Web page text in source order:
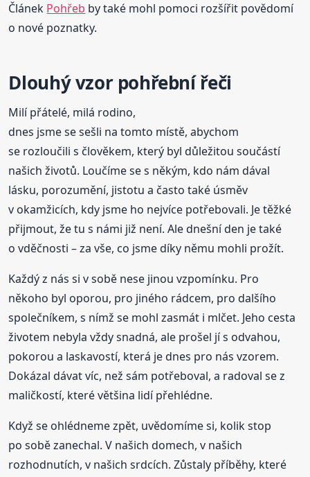
Článek Pohřeb by také mohl pomoci rozšířit povědomí
o nové poznatky.
Dlouhý vzor pohřební řeči
Milí přátelé, milá rodino,
dnes jsme se sešli na tomto místě, abychom
se rozloučili s člověkem, který byl důležitou součástí
našich životů. Loučíme se s někým, kdo nám dával
lásku, porozumění, jistotu a často také úsměv
v okamžicích, kdy jsme ho nejvíce potřebovali. Je těžké
přijmout, že tu s námi již není. Ale dnešní den je také
o vděčnosti – za vše, co jsme díky němu mohli prožít.
Každý z nás si v sobě nese jinou vzpomínku. Pro
někoho byl oporou, pro jiného rádcem, pro dalšího
společníkem, s nímž se mohl zasmát i mlčet. Jeho cesta
životem nebyla vždy snadná, ale prošel jí s odvahou,
pokorou a laskavostí, která je dnes pro nás vzorem.
Dokázal dávat víc, než sám potřeboval, a radoval se z
maličkostí, které většina lidí přehlédne.
Když se ohlédneme zpět, uvědomíme si, kolik stop
po sobě zanechal. V našich domech, v našich
rozhodnutích, v našich srdcích. Zůstaly příběhy, které